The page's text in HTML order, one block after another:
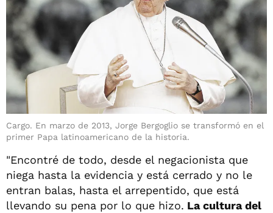
Cargo. En marzo de 2013, Jorge Bergoglio se transformó en el
primer Papa latinoamericano de la historia.
"Encontré de todo, desde el negacionista que
niega hasta la evidencia y está cerrado y no le
entran balas, hasta el arrepentido, que está
llevando su pena por lo que hizo. La cultura del